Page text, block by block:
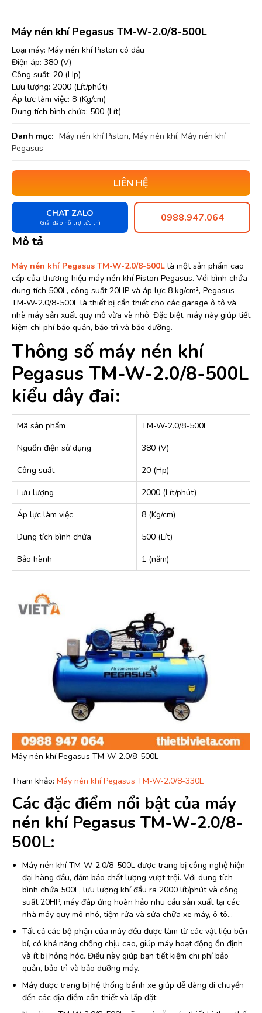
Máy nén khí Pegasus TM-W-2.0/8-500L
Loại máy: Máy nén khí Piston có dầu
Điện áp: 380 (V)
Công suất: 20 (Hp)
Lưu lượng: 2000 (Lít/phút)
Áp lưc làm việc: 8 (Kg/cm)
Dung tích bình chứa: 500 (Lít)
Danh mục: Máy nén khí Piston, Máy nén khí, Máy nén khí
Pegasus
LIÊN HỆ
CHAT ZALO
Giải đáp hỗ trợ tức thì 0988.947.064
Mô tả
Máy nén khí Pegasus TM-W-2.0/8-500L là một sản phẩm cao
cấp của thương hiệu máy nén khí Piston Pegasus. Với bình chứa
dung tích 500L, công suất 20HP và áp lực 8 kg/cm², Pegasus
TM-W-2.0/8-500L là thiết bị cần thiết cho các garage ô tô và
nhà máy sản xuất quy mô vừa và nhỏ. Đặc biệt, máy này giúp tiết
kiệm chi phí bảo quản, bảo trì và bảo dưỡng.
Thông số máy nén khí
Pegasus TM-W-2.0/8-500L
kiểu dây đai:
Mã sản phẩm
TM-W-2.0/8-500L
Nguồn điện sử dụng
380 (V)
Công suất
20 (Hp)
Lưu lượng
2000 (Lít/phút)
Áp lực làm việc
8 (Kg/cm)
Dung tích bình chứa
500 (Lít)
Bảo hành
1 (năm)
Máy nén khí Pegasus TM-W-2.0/8-500L
Tham khảo: Máy nén khí Pegasus TM-W-2.0/8-330L
Các đặc điểm nổi bật của máy
nén khí Pegasus TM-W-2.0/8-
500L:
Máy nén khí TM-W-2.0/8-500L được trang bị công nghệ hiện
đại hàng đầu, đảm bảo chất lượng vượt trội. Với dung tích
bình chứa 500L, lưu lượng khí đầu ra 2000 lít/phút và công
suất 20HP, máy đáp ứng hoàn hảo nhu cầu sản xuất tại các
nhà máy quy mô nhỏ, tiệm rửa và sửa chữa xe máy, ô tô…
Tất cả các bộ phận của máy đều được làm từ các vật liệu bền
bỉ, có khả năng chống chịu cao, giúp máy hoạt động ổn định
và ít bị hỏng hóc. Điều này giúp bạn tiết kiệm chi phí bảo
quản, bảo trì và bảo dưỡng máy.
Máy được trang bị hệ thống bánh xe giúp dễ dàng di chuyển
đến các địa điểm cần thiết và lắp đặt.